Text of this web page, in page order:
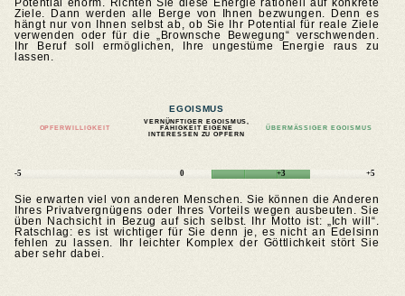
Potential enorm. Richten Sie diese Energie rationell auf konkrete
Ziele. Dann werden alle Berge von Ihnen bezwungen. Denn es
hängt nur von Ihnen selbst ab, ob Sie Ihr Potential für reale Ziele
verwenden oder für die „Brownsche Bewegung“ verschwenden.
Ihr Beruf soll ermöglichen, Ihre ungestüme Energie raus zu
lassen.
EGOISMUS
OPFERWILLIGKEIT
VERNÜNFTIGER EGOISMUS,
FÄHIGKEIT EIGENE
INTERESSEN ZU OPFERN
ÜBERMÄSSIGER EGOISMUS
-5 0 +3 +5
Sie erwarten viel von anderen Menschen. Sie können die Anderen
Ihres Privatvergnügens oder Ihres Vorteils wegen ausbeuten. Sie
üben Nachsicht in Bezug auf sich selbst. Ihr Motto ist: „Ich will“.
Ratschlag: es ist wichtiger für Sie denn je, es nicht an Edelsinn
fehlen zu lassen. Ihr leichter Komplex der Göttlichkeit stört Sie
aber sehr dabei.